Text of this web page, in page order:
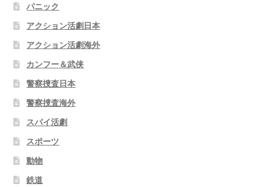
パニック
アクション活劇日本
アクション活劇海外
カンフー＆武侠
警察捜査日本
警察捜査海外
スパイ活劇
スポーツ
動物
鉄道